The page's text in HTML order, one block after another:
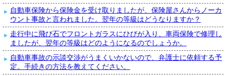
自動車保険から保険金を受け取りましたが、保険屋さんからノーカ
ウント事故と言われました。翌年の等級はどうなりますか？
走行中に飛び石でフロントガラスにひびが入り、車両保険で修理し
ましたが、翌年の等級はどのようになるのでしょうか。
自動車事故の示談交渉がうまくいかないので、弁護士に依頼する予
定。手続きの方法を教えてください。